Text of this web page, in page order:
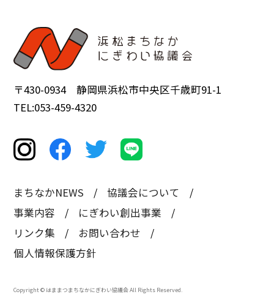
〒430-0934 静岡県浜松市中央区千歳町91-1
TEL:053-459-4320
まちなかNEWS
協議会について
事業内容
にぎわい創出事業
リンク集
お問い合わせ
個人情報保護方針
Copyright © はままつまちなかにぎわい協議会 All Rights Reserved.